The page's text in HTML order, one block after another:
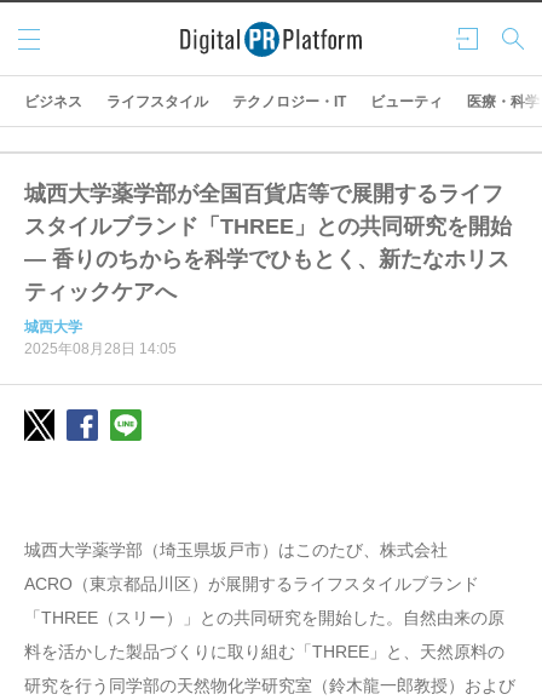
ログ
イン
検索
メニ
ュー
ビジネス ライフスタイル テクノロジー・IT ビューティ 医療・科学
城西大学薬学部が全国百貨店等で展開するライフ
スタイルブランド「THREE」との共同研究を開始
― 香りのちからを科学でひもとく、新たなホリス
ティックケアへ
城西大学
2025年08月28日 14:05
城西大学薬学部（埼玉県坂戸市）はこのたび、株式会社
ACRO（東京都品川区）が展開するライフスタイルブランド
「THREE（スリー）」との共同研究を開始した。自然由来の原
料を活かした製品づくりに取り組む「THREE」と、天然原料の
研究を行う同学部の天然物化学研究室（鈴木龍一郎教授）および